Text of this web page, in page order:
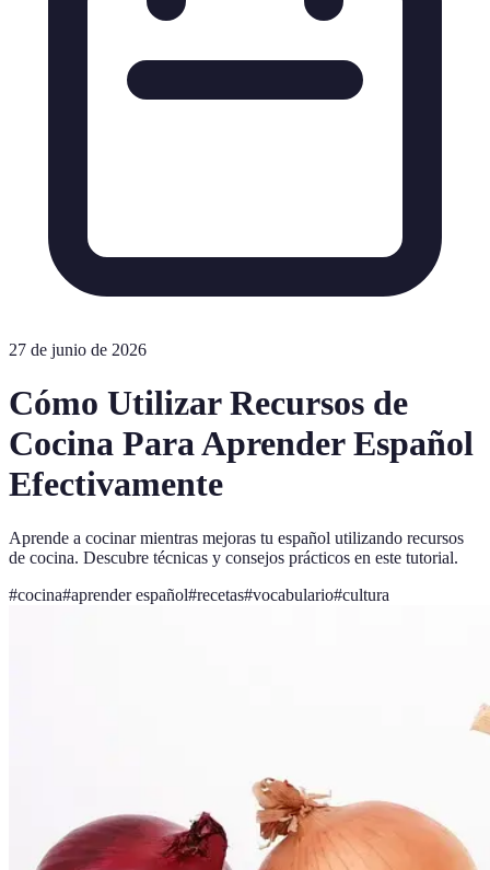
27 de junio de 2026
Cómo Utilizar Recursos de
Cocina Para Aprender Español
Efectivamente
Aprende a cocinar mientras mejoras tu español utilizando recursos
de cocina. Descubre técnicas y consejos prácticos en este tutorial.
#cocina#aprender español#recetas#vocabulario#cultura